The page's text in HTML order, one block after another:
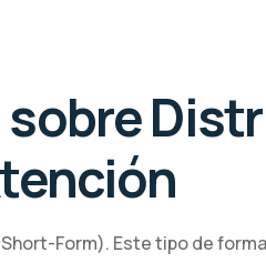
Form). Este tipo de